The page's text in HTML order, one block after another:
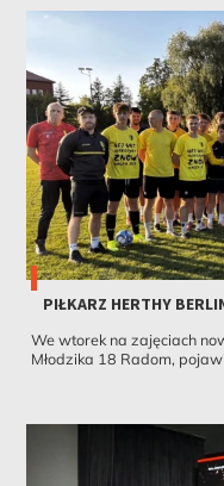
PIŁKARZ HERTHY
We wtorek na zajęciach
Młodzika 18 Radom,